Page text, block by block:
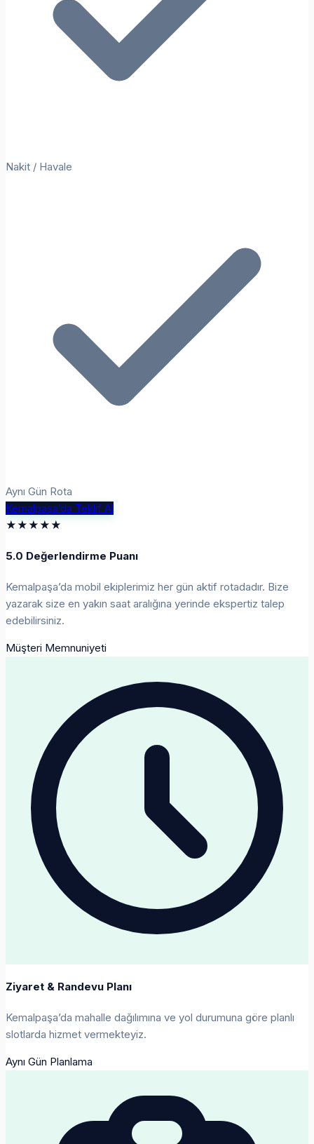
Nakit / Havale
Aynı Gün Rota
Kemalpaşa’da Teklif Al
★★★★★
5.0 Değerlendirme Puanı
Kemalpaşa’da mobil ekiplerimiz her gün aktif rotadadır. Bize
yazarak size en yakın saat aralığına yerinde ekspertiz talep
edebilirsiniz.
Müşteri Memnuniyeti
Ziyaret & Randevu Planı
Kemalpaşa’da mahalle dağılımına ve yol durumuna göre planlı
slotlarda hizmet vermekteyiz.
Aynı Gün Planlama